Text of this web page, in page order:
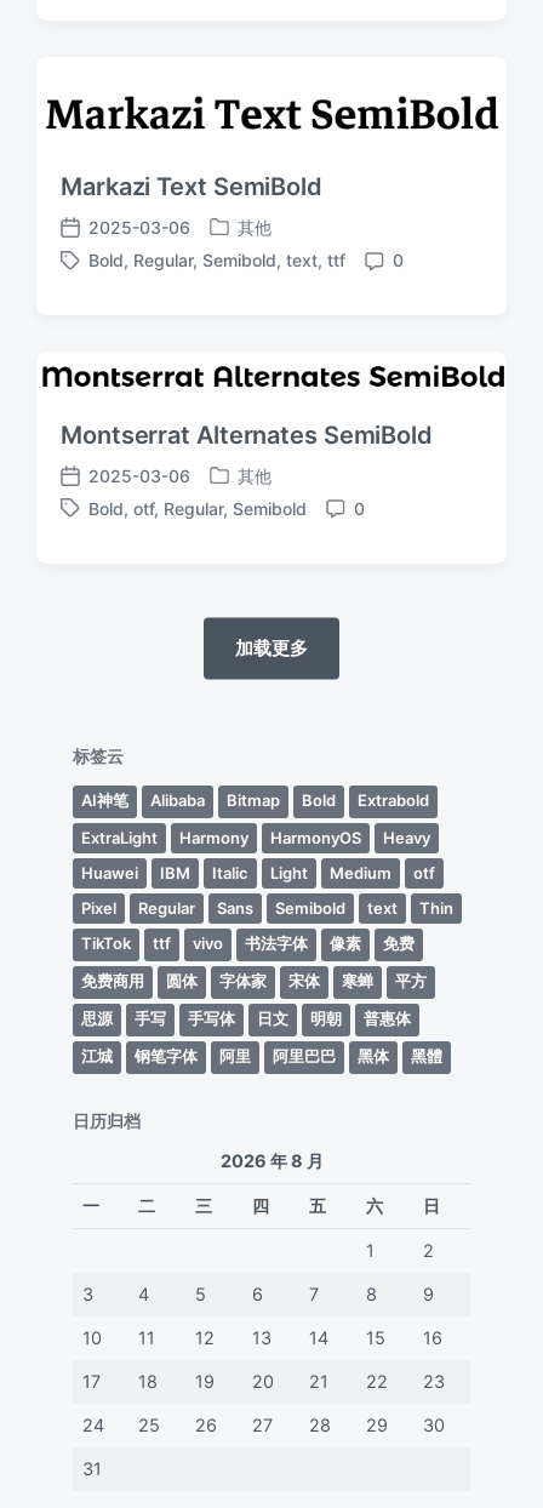
Markazi Text SemiBold
发
布
2025-03-06
发
布
其他
标
Bold, Regular, Semibold, text, ttf
评
0
Montserrat Alternates SemiBold
发
布
2025-03-06
发
布
其他
标
Bold, otf, Regular, Semibold
评
0
加载更多
标签云
AI神笔 Alibaba Bitmap Bold
Extrabold
ExtraLight
Harmony HarmonyOS
Heavy
Huawei
IBM Italic Light Medium
otf
Pixel
Regular Sans Semibold text
Thin
TikTok
ttf vivo 书法字体 像素
免费
免费商用
圆体 字体家 宋体 寒蝉
平方
思源
手写 手写体 日文 明朝
普惠体
江城
钢笔字体 阿里 阿里巴巴 黑体 黑體
日历归档
2026 年 8 月
一 二 三 四 五 六 日
1 2
3 4 5 6 7 8 9
10 11 12 13 14 15 16
17 18 19 20 21 22 23
24 25 26 27 28 29 30
31